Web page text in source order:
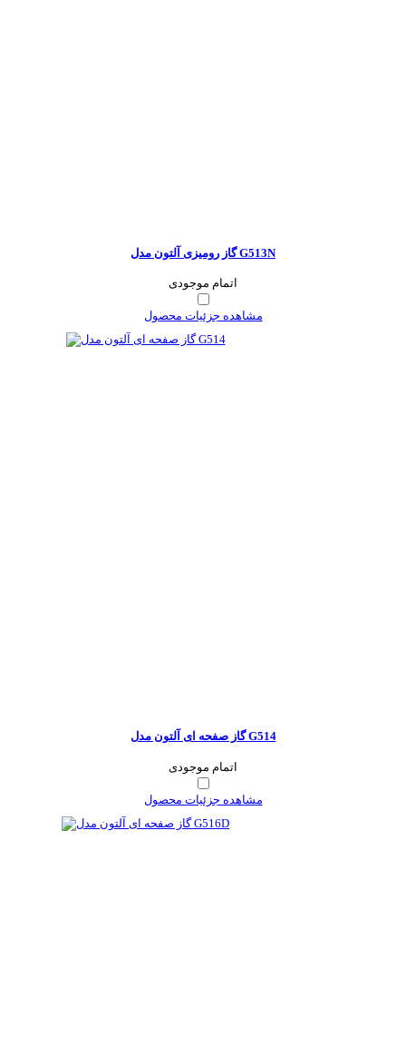
گاز رومیزی آلتون مدل G513N
اتمام موجودی
مشاهده جزئیات محصول
گاز صفحه ای آلتون مدل G514
اتمام موجودی
مشاهده جزئیات محصول